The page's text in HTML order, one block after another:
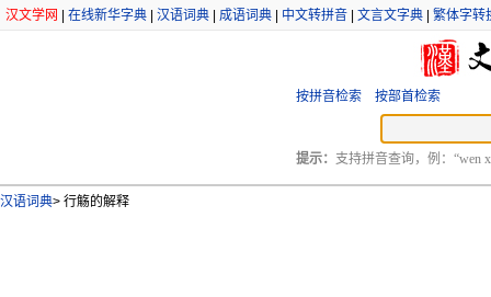
汉文学网 在线新华字典 汉语词典 成语词典 中文转拼音 文言文字典 繁体字转
按拼音检索 按部首检索
提示： 支持拼音查询，例：“wen
汉语词典> 行觞的解释